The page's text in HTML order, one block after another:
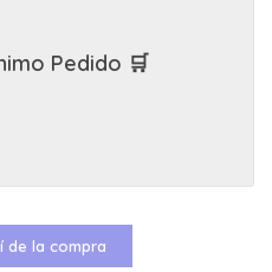
Pedido 🛒
de la compra